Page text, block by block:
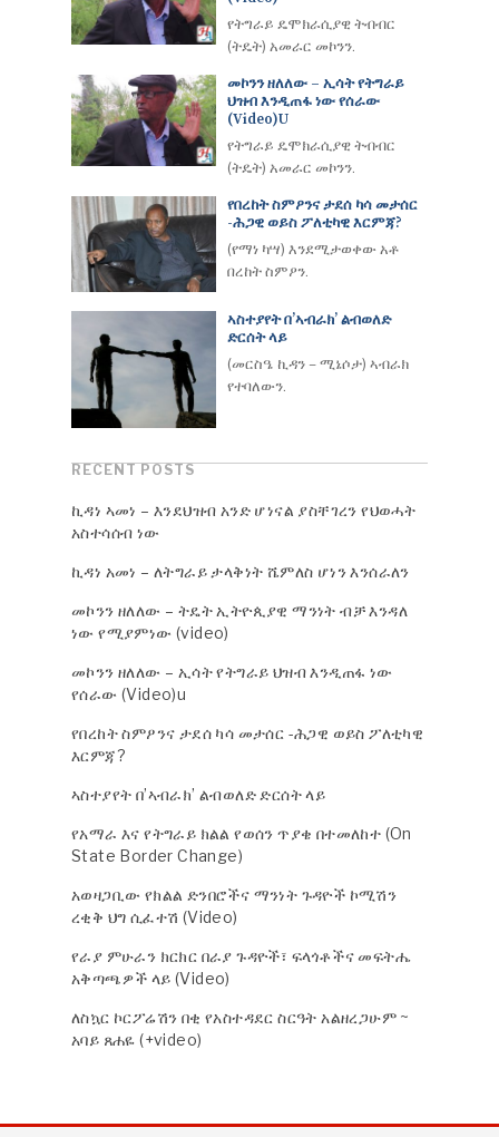
የትግራይ ዴሞክራሲያዊ ትብብር
(ትዴት) አመራር መኮንን.
መኮንን ዘለለው – ኢሳት የትግራይ
ህዝብ እንዲጠፋ ነው የሰራው
(Video)u
የትግራይ ዴሞክራሲያዊ ትብብር
(ትዴት) አመራር መኮንን.
የበረከት ስምዖንና ታደሰ ካሳ መታሰር
-ሕጋዊ ወይስ ፖለቲካዊ እርምጃ?
(የማነ ካሣ) እንደሚታወቀው አቶ
በረከት ስምዖን.
ኣስተያየት በ’ኣብራክ’ ልብወለድ
ድርሰት ላይ
(መርስዔ ኪዳን – ሚኔሶታ) ኣብራክ
የተባለውን.
RECENT POSTS
ኪዳነ ኣመነ – እንደህዝብ አንድ ሆነናል ያስቸገረን የህወሓት
አስተሳሰብ ነው
ኪዳነ አመነ – ለትግራይ ታላቅነት ሼምለስ ሆነን እንሰራለን
መኮንን ዘለለው – ትዴት ኢትዮጲያዊ ማንነት ብቻ እንዳለ
ነው የሚያምነው (video)
መኮንን ዘለለው – ኢሳት የትግራይ ህዝብ እንዲጠፋ ነው
የሰራው (Video)u
የበረከት ስምዖንና ታደሰ ካሳ መታሰር -ሕጋዊ ወይስ ፖለቲካዊ
እርምጃ?
ኣስተያየት በ’ኣብራክ’ ልብወለድ ድርሰት ላይ
የአማራ እና የትግራይ ክልል የወሰን ጥያቄ በተመለከተ (On
State Border Change)
አወዛጋቢው የክልል ድንበሮችና ማንነት ጉዳዮች ኮሚሽን
ረቂቅ ህግ ሲፈተሽ (Video)
የራያ ምሁራን ክርክር በራያ ጉዳዮች፣ ፍላጎቶችና መፍትሔ
አቅጣጫዎች ላይ (Video)
ለስኳር ኮርፖሬሽን በቂ የአስተዳደር ስርዓት አልዘረጋሁም ~
አባይ ጸሐዬ (+video)